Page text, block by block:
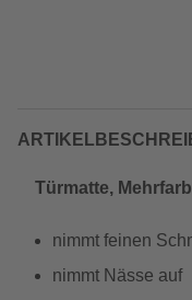
Türmatte,
nimmt feinen
nimmt Nässe auf